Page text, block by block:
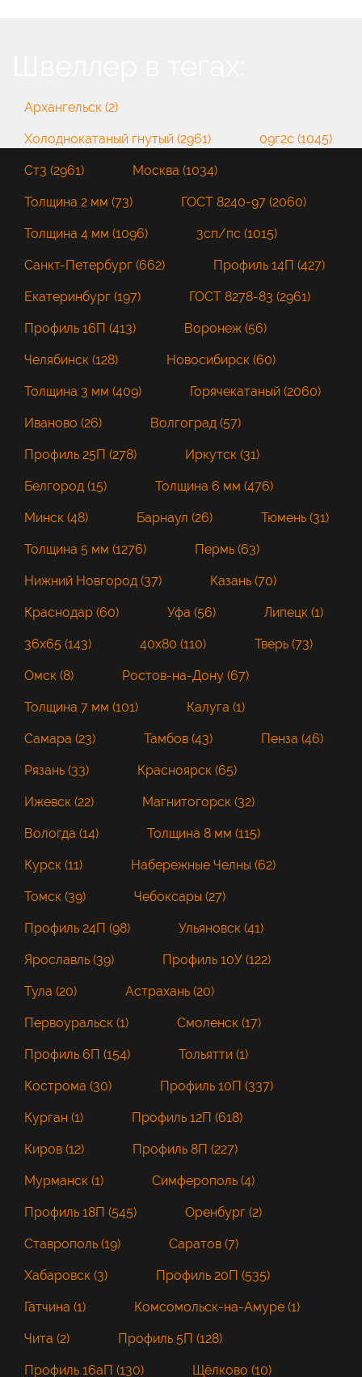
Архангельск (2)
Холоднокатаный гнутый (2961) 09г2с (1045)
Ст3 (2961) Москва (1034)
Толщина 2 мм (73) ГОСТ 8240-97 (2060)
Толщина 4 мм (1096) 3сп/пс (1015)
Санкт-Петербург (662) Профиль 14П (427)
Екатеринбург (197) ГОСТ 8278-83 (2961)
Профиль 16П (413) Воронеж (56)
Челябинск (128) Новосибирск (60)
Толщина 3 мм (409) Горячекатаный (2060)
Иваново (26) Волгоград (57)
Профиль 25П (278) Иркутск (31)
Белгород (15) Толщина 6 мм (476)
Минск (48) Барнаул (26) Тюмень (31)
Толщина 5 мм (1276) Пермь (63)
Нижний Новгород (37) Казань (70)
Краснодар (60) Уфа (56) Липецк (1)
36x65 (143) 40x80 (110) Тверь (73)
Омск (8) Ростов-на-Дону (67)
Толщина 7 мм (101) Калуга (1)
Самара (23) Тамбов (43) Пенза (46)
Рязань (33) Красноярск (65)
Ижевск (22) Магнитогорск (32)
Вологда (14) Толщина 8 мм (115)
Курск (11) Набережные Челны (62)
Томск (39) Чебоксары (27)
Профиль 24П (98) Ульяновск (41)
Ярославль (39) Профиль 10У (122)
Тула (20) Астрахань (20)
Первоуральск (1) Смоленск (17)
Профиль 6П (154) Тольятти (1)
Кострома (30) Профиль 10П (337)
Курган (1) Профиль 12П (618)
Киров (12) Профиль 8П (227)
Мурманск (1) Симферополь (4)
Профиль 18П (545) Оренбург (2)
Ставрополь (19) Саратов (7)
Хабаровск (3) Профиль 20П (535)
Гатчина (1) Комсомольск-на-Амуре (1)
Чита (2) Профиль 5П (128)
Профиль 16аП (130) Щёлково (10)